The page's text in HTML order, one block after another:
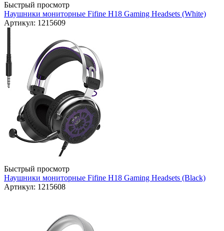
Быстрый просмотр
Наушники мониторные Fifine H18 Gaming Headsets (White)
Артикул: 1215609
Быстрый просмотр
Наушники мониторные Fifine H18 Gaming Headsets (Black)
Артикул: 1215608